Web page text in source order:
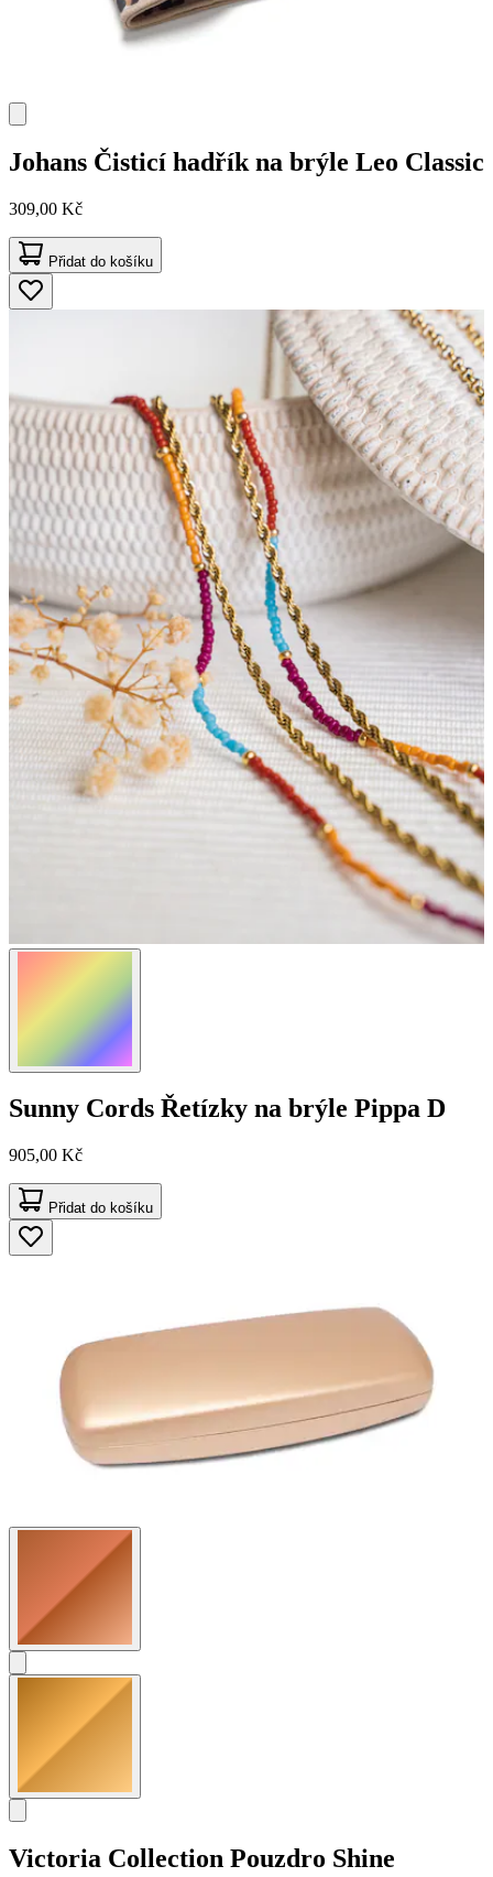
Johans Čisticí hadřík na brýle Leo Classic
309,00 Kč
Přidat do košíku
Sunny Cords Řetízky na brýle Pippa D
905,00 Kč
Přidat do košíku
Victoria Collection Pouzdro Shine